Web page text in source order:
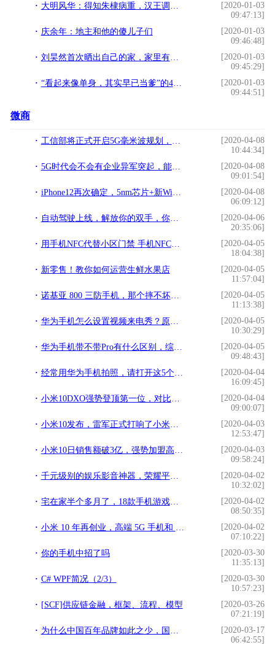
大明风华：得知朱棣病重，汉王调大军准备抢皇位
[2020-01-03
09:47:13]
庆余年：地主和他的傻儿子们
[2020-01-03
09:46:48]
刘昊然首次晒出自己的家，家里有个专业画室，被演戏耽误的画家啊
[2020-01-03
09:45:29]
“看起来像单身，其实早已当爹”的4位男星，看看你认识几位？
[2020-01-03
09:44:51]
微商
工信部将正式开启5G毫米波规划，毫米波或奖迎来产业风口
[2020-04-08
10:44:34]
5G时代会不会有企业异军突起，能和阿里巴巴所匹敌？
[2020-04-08
09:01:54]
iPhone12再次确定，5nm芯片+新WiFi技术，价格更感人
[2020-04-08
06:09:12]
自动驾驶上线，解放你的双手，你想在车里做什么？
[2020-04-06
20:35:06]
用手机NFC代替小区门禁 手机NFC代替门禁卡方法
[2020-04-05
18:04:38]
新零售！教你如何运营生鲜水果店
[2020-04-05
11:57:04]
诺基亚 800 三防手机，那个摔不坏的它又回来了
[2020-04-05
11:13:38]
华为手机怎么设置视频来电秀？原来方法这么简单，手把手教你设置
[2020-04-05
10:30:29]
华为手机带不带Pro有什么区别，综合来看，哪一个的性价比高？
[2020-04-05
09:48:43]
经常用华为手机拍照，请打开这5个功能，效果堪比单反
[2020-04-04
16:09:45]
小米10DXO强势登顶第一位，对比排名前5的其他四款手机有何优势？
[2020-04-04
09:00:07]
小米10发布，雷军正式打响了小米冲击高端手机的第一枪
[2020-04-03
12:53:47]
小米10日销售额破3亿，强势加盟高级旗舰手机市场
[2020-04-03
09:58:24]
千元级别的娱乐影音神器，荣耀平板5新版本亮点十足！
[2020-04-02
10:32:02]
宅在家半个多月了，18款手机游戏让人轻松一下​
[2020-04-02
08:50:35]
小米 10 年再创业，高端 5G 手机和 AIoT 有多少机会？
[2020-04-02
07:10:22]
你的手机中招了吗
[2020-03-30
11:35:13]
C# WPF简况（2/3）
[2020-03-30
10:57:23]
[SCF]供应链金融，框架、流程、模型
[2020-03-26
07:21:19]
为什么中国百年品牌如此之少，国外却比比皆是？LV、德芙给你答案
[2020-03-17
06:42:55]